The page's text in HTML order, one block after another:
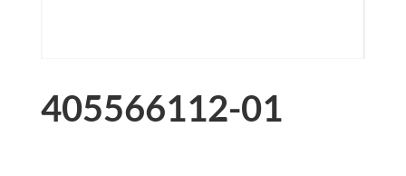
405566112-01